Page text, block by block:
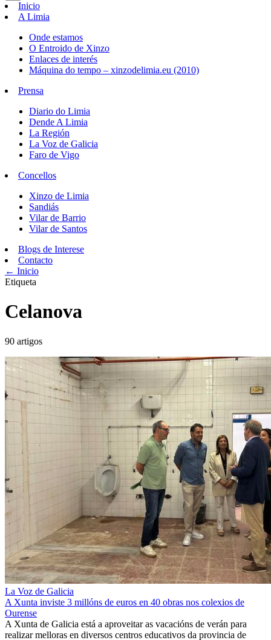
Inicio
A Limia
Onde estamos
O Entroido de Xinzo
Enlaces de interés
Máquina do tempo – xinzodelimia.eu (2010)
Prensa
Diario do Limia
Dende A Limia
La Región
La Voz de Galicia
Faro de Vigo
Concellos
Xinzo de Limia
Sandiás
Vilar de Barrio
Vilar de Santos
Blogs de Interese
Contacto
← Inicio
Etiqueta
Celanova
90 artigos
La Voz de Galicia
A Xunta inviste 3 millóns de euros en 40 obras nos colexios de
Ourense
A Xunta de Galicia está a aproveitar as vacacións de verán para
realizar melloras en diversos centros educativos da provincia de